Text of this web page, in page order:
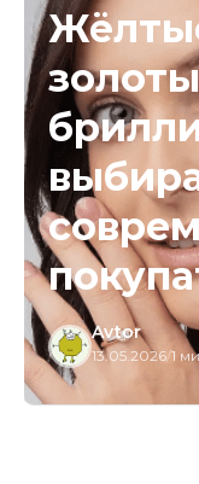
Avtor
13.05.2026/1